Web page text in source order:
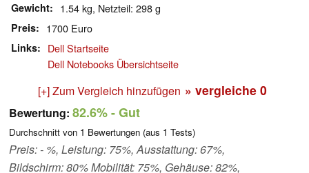
Gewicht 1.54 kg, Netzteil: 298 g
Preis 1700 Euro
Links
Dell Startseite
Dell Notebooks Übersichtseite
[+] Zum Vergleich hinzufügen » vergleiche 0
Bewertung: 82.6%- Gut
Durchschnitt von 1 Bewertungen (aus 1 Tests)
Preis: - %, Leistung: 75%, Ausstattung: 67%,
Bildschirm: 80% Mobilität: 75%, Gehäuse: 82%,